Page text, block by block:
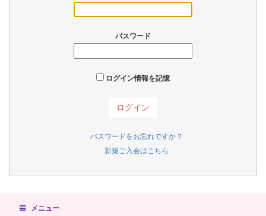
パスワード
ログイン情報を記憶
パスワードをお忘れですか？
新規ご入会はこちら
メニュー